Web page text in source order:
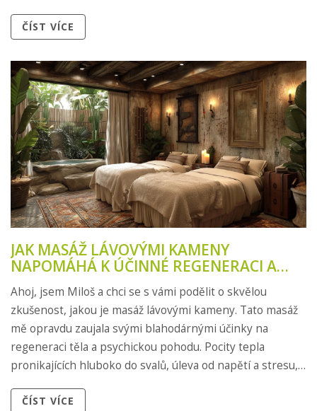
se dozvíte, jak masáž lávovými kameny funguje, jaké má
pro maximální užitek.
ČÍST VÍCE
JAK MASÁŽ LÁVOVÝMI KAMENY
NAPOMÁHÁ K ÚČINNÉ REGENERACI A
RELAXACI
Ahoj, jsem Miloš a chci se s vámi podělit o skvělou
zkušenost, jakou je masáž lávovými kameny. Tato masáž
mě opravdu zaujala svými blahodárnými účinky na
regeneraci těla a psychickou pohodu. Pocity tepla
pronikajících hluboko do svalů, úleva od napětí a stresu,
pro vás mám několik tipů, jak si maximálně užít tuto
ČÍST VÍCE